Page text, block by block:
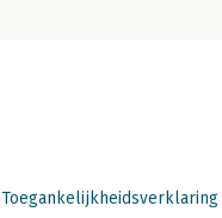
Toegankelijkheidsverklaring